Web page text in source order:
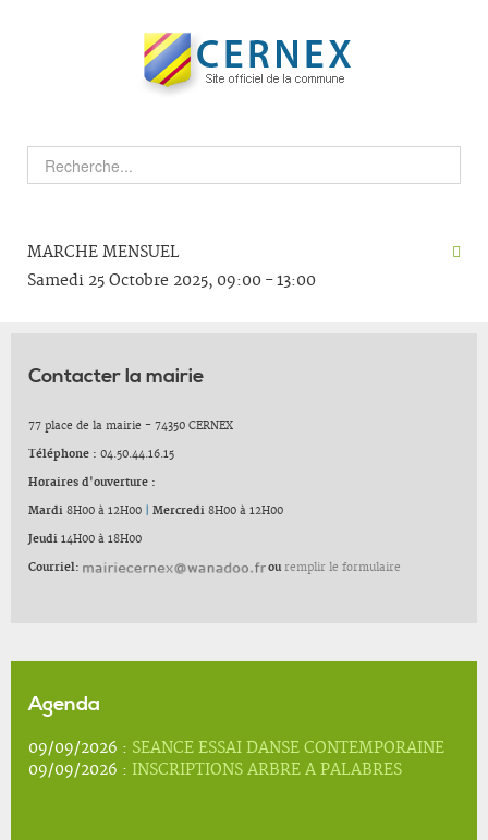
MARCHE MENSUEL
Samedi 25 Octobre 2025, 09:00 - 13:00
Contacter la mairie
77 place de la mairie - 74350 CERNEX
Téléphone : 04.50.44.16.15
Horaires d'ouverture :
Mardi 8H00 à 12H00 Mercredi 8H00 à 12H00
Jeudi 14H00 à 18H00
Courriel: ou remplir le formulaire
Agenda
09/09/2026 : SEANCE ESSAI DANSE CONTEMPORAINE
09/09/2026 : INSCRIPTIONS ARBRE A PALABRES